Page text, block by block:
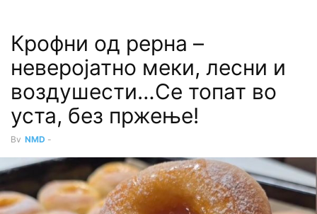
Крофни од рерна –
неверојатно меки, лесни и
воздушести…Се топат во
уста, без пржење!
By NMD -